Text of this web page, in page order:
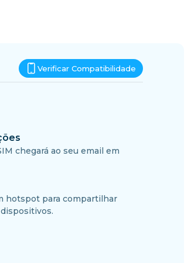
Verificar Compatibilidade
chegará ao seu email em
hotspot para compartilhar